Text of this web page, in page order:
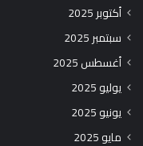
أكتوبر 2025
سبتمبر 2025
أغسطس 2025
يوليو 2025
يونيو 2025
مايو 2025